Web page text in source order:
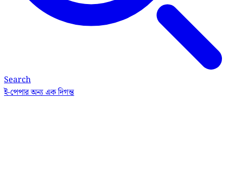
Search
ই-পেপারঅন্য এক দিগন্ত